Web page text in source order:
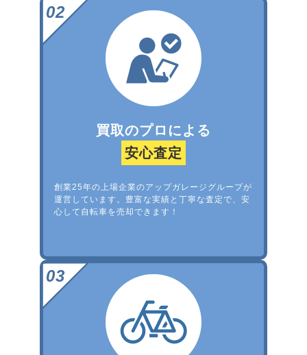
買取のプロによる
安心査定
創業25年の上場企業のアップガレージグループが
運営しています。豊富な実績と丁寧な査定で、安
心して自転車を売却できます！